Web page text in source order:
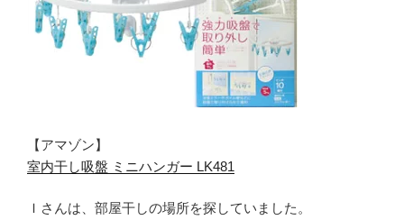
【アマゾン】
室内干し吸盤 ミニハンガー LK481
Ｉさんは、部屋干しの場所を探していました。